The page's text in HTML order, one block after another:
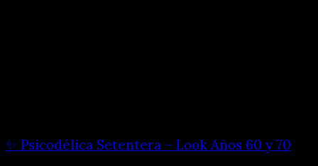
✨ Psicodélica Setentera – Look Años 60 y 70